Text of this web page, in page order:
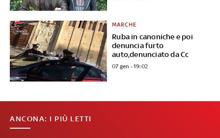
Ruba in canoniche e poi
denuncia furto
auto,denunciato da Cc
MARCHE
07 gen - 19:02
ANCONA: I PIÙ LETTI